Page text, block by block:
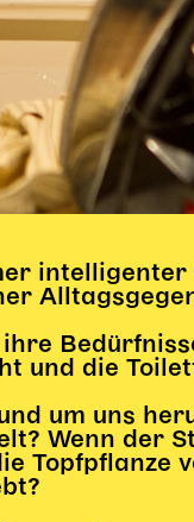
intelligenter
und die
um uns
Wenn der
Topfpflanze